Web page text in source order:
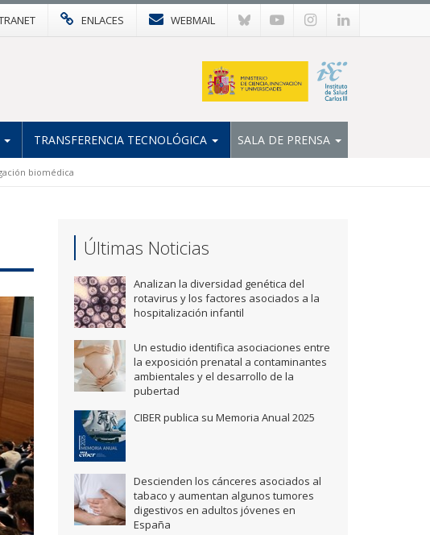
ENLACES WEBMAIL
TRANSFERENCIA TECNOLÓGICA SALA DE PRENSA
biomédica
Últimas Noticias
Analizan la diversidad genética del
rotavirus y los factores asociados a la
hospitalización infantil
Un estudio identifica asociaciones entre
la exposición prenatal a contaminantes
ambientales y el desarrollo de la
pubertad
CIBER publica su Memoria Anual 2025
Descienden los cánceres asociados al
tabaco y aumentan algunos tumores
digestivos en adultos jóvenes en
España